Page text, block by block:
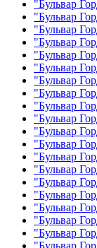
"Бульвар
"Бульвар
"Бульвар
"Бульвар
"Бульвар
"Бульвар
"Бульвар
"Бульвар
"Бульвар
"Бульвар
"Бульвар
"Бульвар
"Бульвар
"Бульвар
"Бульвар
"Бульвар
"Бульвар
"Бульвар
"Бульвар
"Бульвар